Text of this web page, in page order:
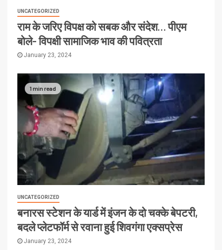
UNCATEGORIZED
राम के जरिए विपक्ष को सबक और संदेश… पीएम
बोले- विपक्षी सामाजिक भाव की पवित्रता
January 23, 2024
1 min read
UNCATEGORIZED
बनारस स्टेशन के यार्ड में इंजन के दो चक्के बेपटरी,
बदले प्लेटफॉर्म से रवाना हुई शिवगंगा एक्सप्रेस
January 23, 2024